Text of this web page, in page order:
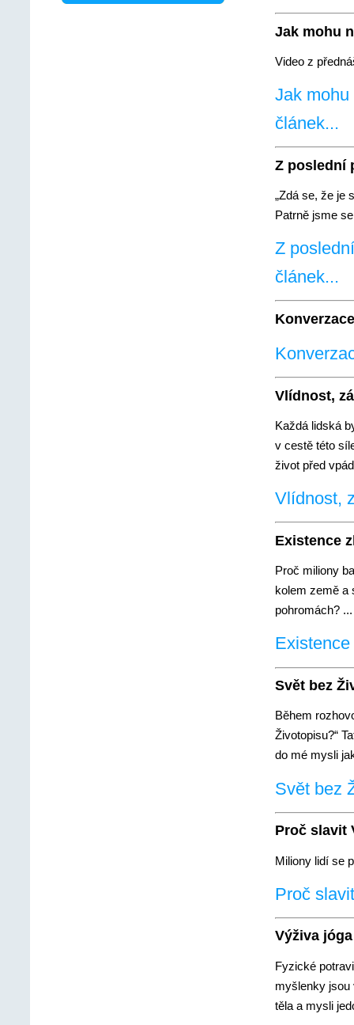
Jak mohu
Video z
Jak
článek...
Z poslední
„Zdá se, že je
Patrně jsme
Z
článek...
Vlídnost,
Každá lidská
v cestě této
život před
Vlídnost,
Existence
Proč miliony
kolem země a
pohromách?
Svět bez
Během
Životopisu?“
do mé mysli
Svět bez
Proč slavit
Miliony lidí se
Proč
Výživa jóga
Fyzické
myšlenky jsou
těla a mysli